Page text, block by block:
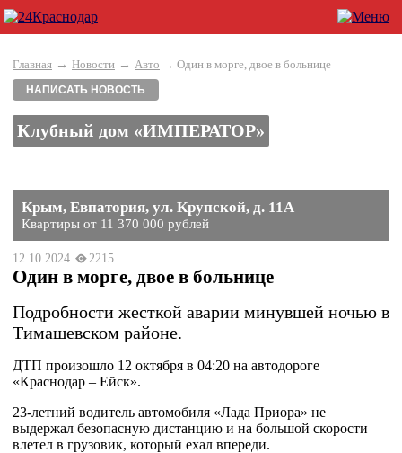
Главная → Новости → Авто → Один в морге, двое в больнице
НАПИСАТЬ НОВОСТЬ
Клубный дом «ИМПЕРАТОР»
Крым, Евпатория, ул. Крупской, д. 11А
Квартиры от 11 370 000 рублей
12.10.2024 2215
Один в морге, двое в больнице
Подробности жесткой аварии минувшей ночью в
Тимашевском районе.
ДТП произошло 12 октября в 04:20 на автодороге
«Краснодар – Ейск».
23-летний водитель автомобиля «Лада Приора» не
выдержал безопасную дистанцию и на большой скорости
влетел в грузовик, который ехал впереди.